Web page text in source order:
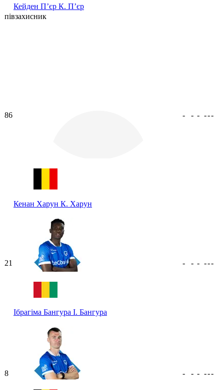
Кейден П’єр К. П’єр
півзахисник
86
Кенан Харун К. Харун
- - - ---
21
Ібрагіма Бангура І. Бангура
- - - ---
8 - - - ---